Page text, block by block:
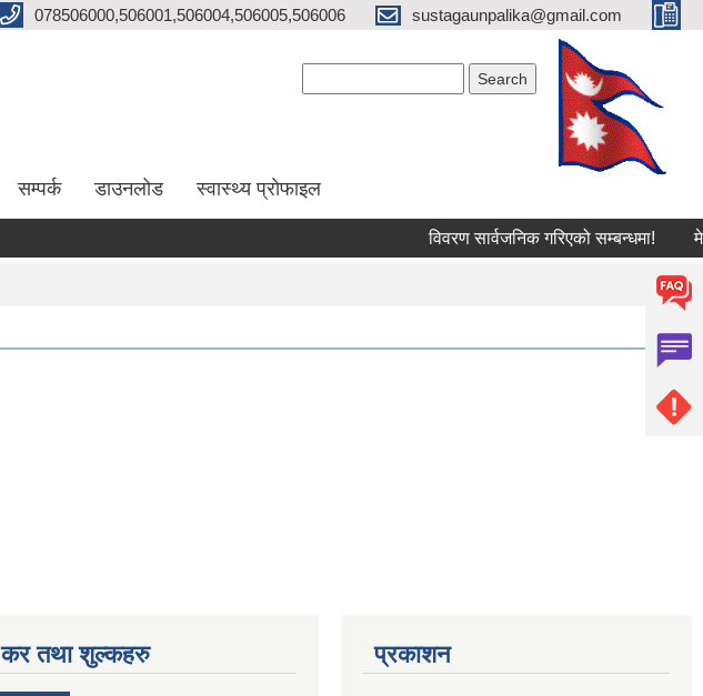
078506000,506001,506004,506005,506006 sustagaunpalika@gmail.com
सम्पर्क डाउनलोड स्वास्थ्य प्राेफाइल
विवरण सार्वजनिक गरिएको सम्बन्धमा!
कर तथा शुल्कहरु प्रकाशन